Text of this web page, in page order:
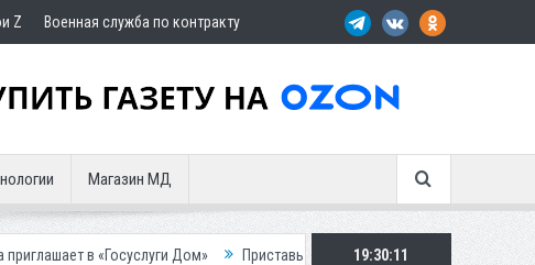
Z Военная служба по контракту
Магазин МД
Дом» Приставы конфисковали двух бурых медведей у жителя
19:30:12